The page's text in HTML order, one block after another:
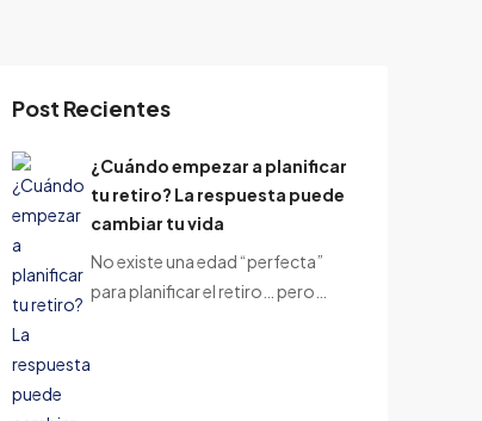
Post Recientes
¿Cuándo empezar a planificar
tu retiro? La respuesta puede
cambiar tu vida
No existe una edad “perfecta”
para planificar el retiro… pero…